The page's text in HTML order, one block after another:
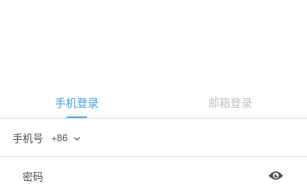
手机登录 邮箱登录
手机号 +86
密码